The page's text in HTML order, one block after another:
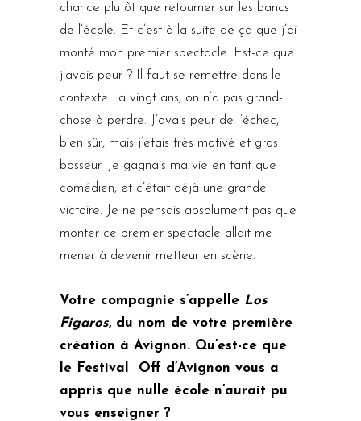
chance plutôt que retourner sur les bancs
de l’école. Et c’est à la suite de ça que j’ai
monté mon premier spectacle. Est-ce que
j’avais peur ? Il faut se remettre dans le
contexte : à vingt ans, on n’a pas grand-
chose à perdre. J’avais peur de l’échec,
bien sûr, mais j’étais très motivé et gros
bosseur. Je gagnais ma vie en tant que
comédien, et c’était déjà une grande
victoire. Je ne pensais absolument pas que
monter ce premier spectacle allait me
mener à devenir metteur en scène.
Votre compagnie s’appelle Los
Figaros, du nom de votre première
création à Avignon. Qu’est-ce que
le Festival Off d’Avignon vous a
appris que nulle école n’aurait pu
vous enseigner ?